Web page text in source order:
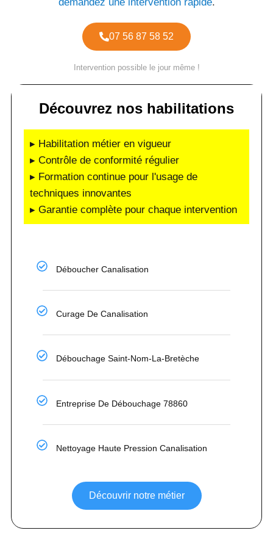
07 56 87 58 52
Intervention possible le jour même !
Découvrez nos habilitations
▸ Habilitation métier en vigueur
▸ Contrôle de conformité régulier
▸ Formation continue pour l'usage de
techniques innovantes
▸ Garantie complète pour chaque intervention
Déboucher Canalisation
Curage De Canalisation
Débouchage Saint-Nom-La-Bretèche
Entreprise De Débouchage 78860
Nettoyage Haute Pression Canalisation
Découvrir notre métier